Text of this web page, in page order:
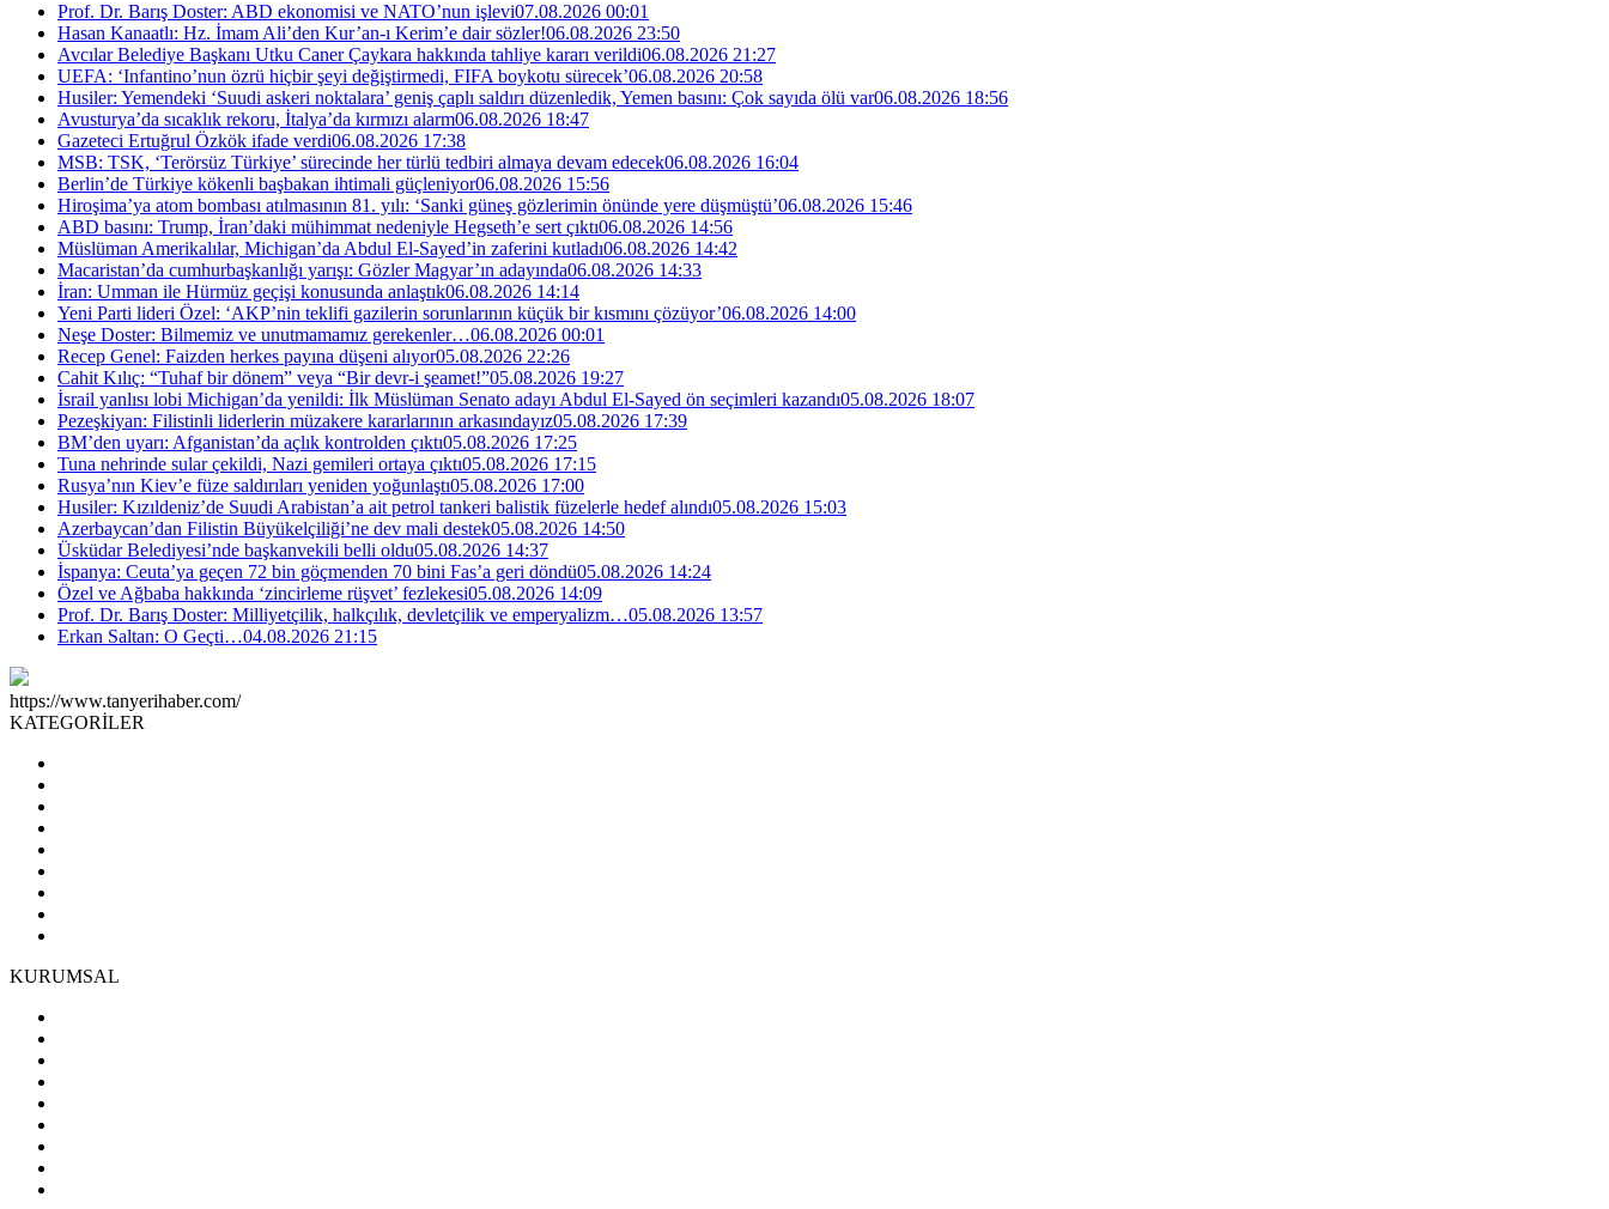
Prof. Dr. Barış Doster: ABD ekonomisi ve NATO’nun işlevi07.08.2026 00:01
Hasan Kanaatlı: Hz. İmam Ali’den Kur’an-ı Kerim’e dair sözler!06.08.2026 23:50
Avcılar Belediye Başkanı Utku Caner Çaykara hakkında tahliye kararı verildi06.08.2026 21:27
UEFA: ‘Infantino’nun özrü hiçbir şeyi değiştirmedi, FIFA boykotu sürecek’06.08.2026 20:58
Husiler: Yemendeki ‘Suudi askeri noktalara’ geniş çaplı saldırı düzenledik, Yemen basını: Çok sayıda ölü var06.08.2026 18:56
Avusturya’da sıcaklık rekoru, İtalya’da kırmızı alarm06.08.2026 18:47
Gazeteci Ertuğrul Özkök ifade verdi06.08.2026 17:38
MSB: TSK, ‘Terörsüz Türkiye’ sürecinde her türlü tedbiri almaya devam edecek06.08.2026 16:04
Berlin’de Türkiye kökenli başbakan ihtimali güçleniyor06.08.2026 15:56
Hiroşima’ya atom bombası atılmasının 81. yılı: ‘Sanki güneş gözlerimin önünde yere düşmüştü’06.08.2026 15:46
ABD basını: Trump, İran’daki mühimmat nedeniyle Hegseth’e sert çıktı06.08.2026 14:56
Müslüman Amerikalılar, Michigan’da Abdul El-Sayed’in zaferini kutladı06.08.2026 14:42
Macaristan’da cumhurbaşkanlığı yarışı: Gözler Magyar’ın adayında06.08.2026 14:33
İran: Umman ile Hürmüz geçişi konusunda anlaştık06.08.2026 14:14
Yeni Parti lideri Özel: ‘AKP’nin teklifi gazilerin sorunlarının küçük bir kısmını çözüyor’06.08.2026 14:00
Neşe Doster: Bilmemiz ve unutmamamız gerekenler…06.08.2026 00:01
Recep Genel: Faizden herkes payına düşeni alıyor05.08.2026 22:26
Cahit Kılıç: “Tuhaf bir dönem” veya “Bir devr-i şeamet!”05.08.2026 19:27
İsrail yanlısı lobi Michigan’da yenildi: İlk Müslüman Senato adayı Abdul El-Sayed ön seçimleri kazandı05.08.2026 18:07
Pezeşkiyan: Filistinli liderlerin müzakere kararlarının arkasındayız05.08.2026 17:39
BM’den uyarı: Afganistan’da açlık kontrolden çıktı05.08.2026 17:25
Tuna nehrinde sular çekildi, Nazi gemileri ortaya çıktı05.08.2026 17:15
Rusya’nın Kiev’e füze saldırıları yeniden yoğunlaştı05.08.2026 17:00
Husiler: Kızıldeniz’de Suudi Arabistan’a ait petrol tankeri balistik füzelerle hedef alındı05.08.2026 15:03
Azerbaycan’dan Filistin Büyükelçiliği’ne dev mali destek05.08.2026 14:50
Üsküdar Belediyesi’nde başkanvekili belli oldu05.08.2026 14:37
İspanya: Ceuta’ya geçen 72 bin göçmenden 70 bini Fas’a geri döndü05.08.2026 14:24
Özel ve Ağbaba hakkında ‘zincirleme rüşvet’ fezlekesi05.08.2026 14:09
Prof. Dr. Barış Doster: Milliyetçilik, halkçılık, devletçilik ve emperyalizm…05.08.2026 13:57
Erkan Saltan: O Geçti…04.08.2026 21:15
https://www.tanyerihaber.com/
KATEGORİLER
KURUMSAL